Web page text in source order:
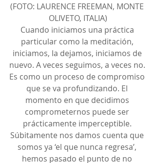
(FOTO: LAURENCE FREEMAN, MONTE
OLIVETO, ITALIA)
Cuando iniciamos una práctica
particular como la meditación,
iniciamos, la dejamos, iniciamos de
nuevo. A veces seguimos, a veces no.
Es como un proceso de compromiso
que se va profundizando. El
momento en que decidimos
comprometernos puede ser
prácticamente imperceptible.
Súbitamente nos damos cuenta que
somos ya ‘el que nunca regresa’,
hemos pasado el punto de no